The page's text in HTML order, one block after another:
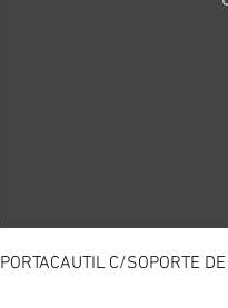
PORTACAUTIL C/SOPORTE